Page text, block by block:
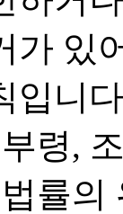
가 있
입니
령,
률